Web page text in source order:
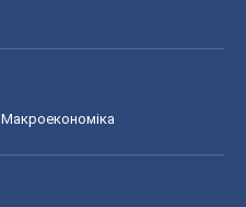
Макроекономіка